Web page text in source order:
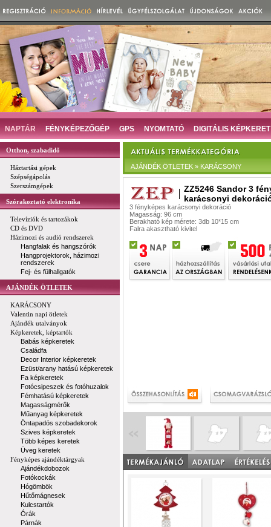
NAPTÁR FÉNYKÉPEZŐGÉP GPS NYOMTATÓ DIGITÁLIS KÉPKERET
Otthon, szabadidő
Háztartási gépek
Szépségápolás
Szerszámgépek
Szórakoztató elektronika
Televíziók és tartozákok
CD és DVD
Házimozi és audió rendszerek
Hangfalak és hangszórók
Hangprojektorok, házimozi
rendszerek
Fej- és fülhallgatók
AJÁNDÉK ÖTLETEK
KARÁCSONY
Valentin napi ötletek
Ajándék utalványok
Képkeretek, képtartók
Babás képkeretek
Családfa
Decor Interior képkeretek
Ezüst/arany hatású képkeretek
Fa képkeretek
Fotócsipeszek és fotóhuzalok
Fémhatású képkeretek
Magasságmérők
Műanyag képkeretek
Öntapadós szobadekorok
Szives képkeretek
Több képes keretek
Üveg keretek
Fényképes ajándéktárgyak
Ajándékdobozok
Fotókockák
Hógömbök
Hűtőmágnesek
Kulcstartók
Órák
Párnák
AJÁNDÉK ÖTLETEK » KARÁCSONY
ZZ5246 Sandor 3
karácsonyi
3 fényképes karácsonyi dekoráció
Magasság: 96 cm
Berakható kép mérete: 3db 10*15 cm
Falra akasztható kivitel